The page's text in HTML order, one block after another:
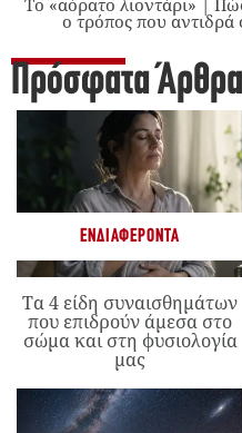
ο τρόπος που αντιδρά
Πρόσφατα Άρθρα
ΕΝΔΙΑΦΈΡΟΝΤΑ
Τα 4 είδη συναισθημάτων
που επιδρούν άμεσα στο
σώμα και στη φυσιολογία
μας